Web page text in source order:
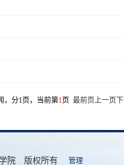
，分1页，当前第1页 最前页上一页
学院 版权所有 管理